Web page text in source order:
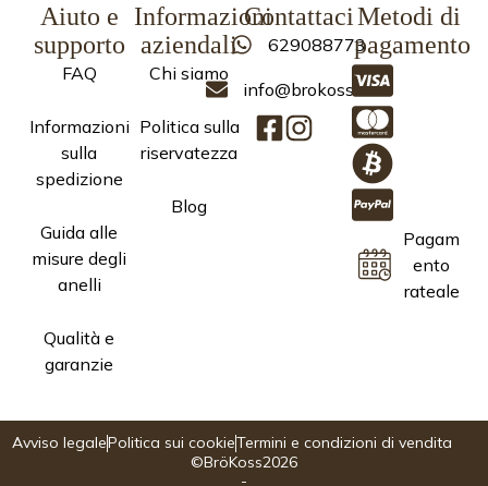
Aiuto e
supporto
FAQ
Informazioni
sulla
spedizione
Guida alle
misure degli
anelli
Qualità e
garanzie
Informazioni
aziendali
Chi siamo
Politica sulla
riservatezza
Blog
Contattaci
629088773
info@brokoss.com
Metodi di
pagamento
Pagam
ento
rateale
Avviso legalePolitica sui cookieTermini e condizioni di vendita
©BröKoss2026
-